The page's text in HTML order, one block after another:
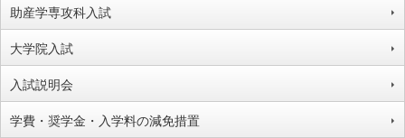
助産学専攻科入試
大学院入試
入試説明会
学費・奨学金・入学料の減免措置